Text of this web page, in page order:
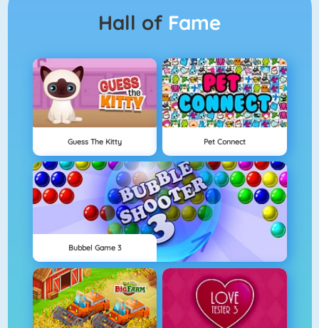
Hall of Fame
Guess The Kitty Pet Connect
Bubbel Game 3